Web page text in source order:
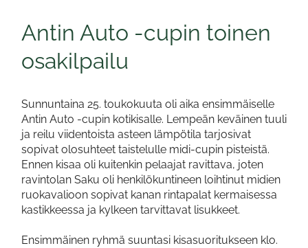
Antin Auto -cupin toinen
osakilpailu
Sunnuntaina 25. toukokuuta oli aika ensimmäiselle
Antin Auto -cupin kotikisalle. Lempeän keväinen tuuli
ja reilu viidentoista asteen lämpötila tarjosivat
sopivat olosuhteet taistelulle midi-cupin pisteistä.
Ennen kisaa oli kuitenkin pelaajat ravittava, joten
ravintolan Saku oli henkilökuntineen loihtinut midien
ruokavalioon sopivat kanan rintapalat kermaisessa
kastikkeessa ja kylkeen tarvittavat lisukkeet.
Ensimmäinen ryhmä suuntasi kisasuoritukseen klo.